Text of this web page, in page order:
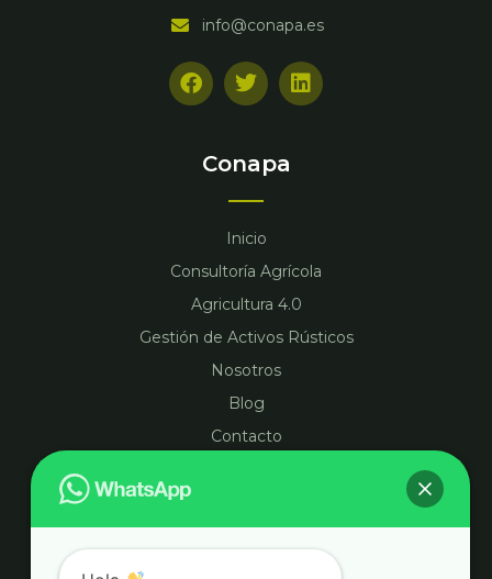
info@conapa.es
F
a
b
T
w
t
r
L
i
Conapa
Inicio
Consultoría Agrícola
Agricultura 4.0
Gestión de Activos Rústicos
Nosotros
Blog
Contacto
Información